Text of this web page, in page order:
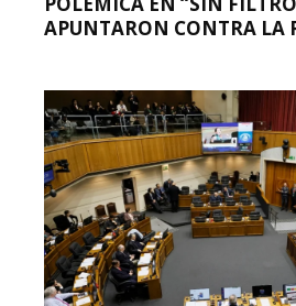
APUNTARON CONTRA LA